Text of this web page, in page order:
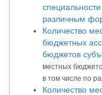
различным
Количество
бюджетных
бюджетов
местных
в том числе по
Количество